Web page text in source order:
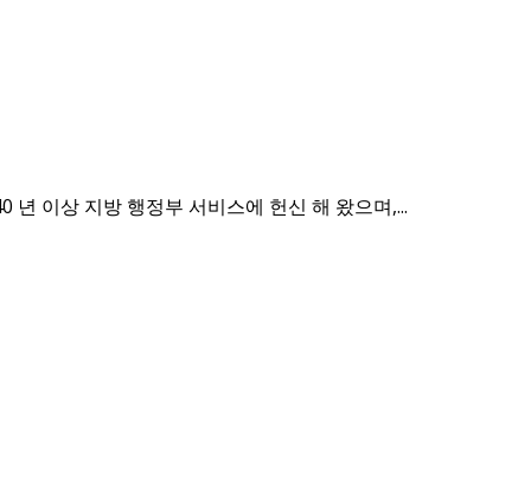
년 이상 지방 행정부 서비스에 헌신 해 왔으며,...